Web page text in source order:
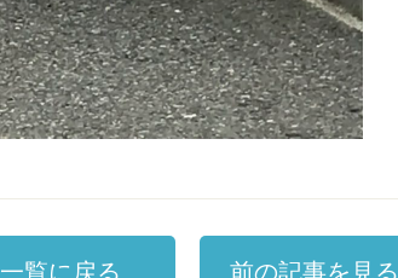
一覧に戻る 前の記事を見る